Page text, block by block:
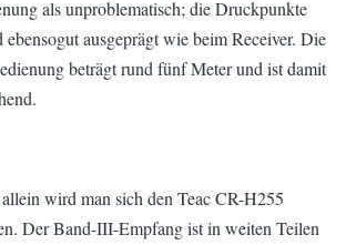
als unproblematisch; die Druckpunkte
ebensogut ausgeprägt wie beim Receiver. Die
beträgt rund fünf Meter und ist damit
wird man sich den Teac CR-H255
Der Band-III-Empfang ist in weiten Teilen